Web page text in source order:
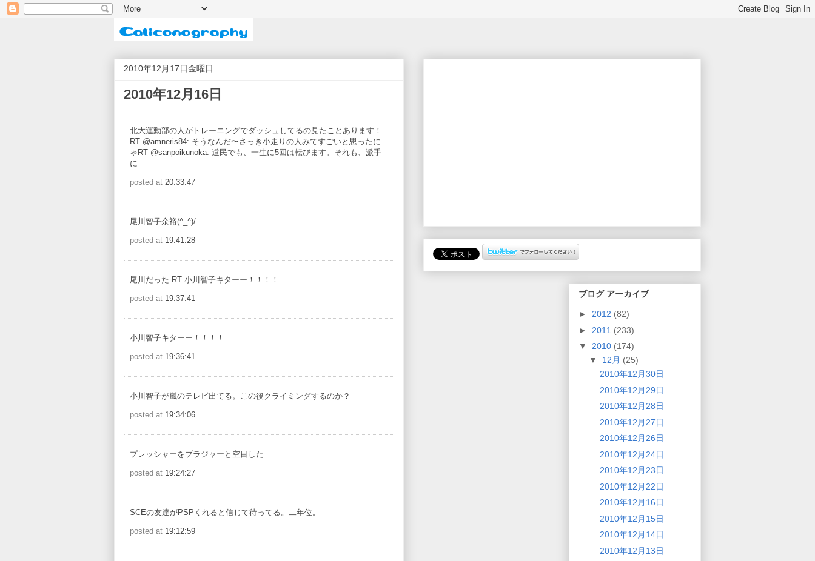
2010年12月17日金曜日
2010年12月16日
北大運動部の人がトレーニングでダッシュしてるの見たことあります！
RT @amneris84: そうなんだ〜さっき小走りの人みてすごいと思ったに
ゃRT @sanpoikunoka: 道民でも、一生に5回は転びます。それも、派手
に
posted at 20:33:47
尾川智子余裕(^_^)/
posted at 19:41:28
尾川だった RT 小川智子キターー！！！！
posted at 19:37:41
小川智子キターー！！！！
posted at 19:36:41
小川智子が嵐のテレビ出てる。この後クライミングするのか？
posted at 19:34:06
プレッシャーをブラジャーと空目した
posted at 19:24:27
SCEの友達がPSPくれると信じて待ってる。二年位。
posted at 19:12:59
ブログ アーカイブ
► 2012 (82)
► 2011 (233)
▼ 2010 (174)
▼ 12月 (25)
2010年12月30日
2010年12月29日
2010年12月28日
2010年12月27日
2010年12月26日
2010年12月24日
2010年12月23日
2010年12月22日
2010年12月16日
2010年12月15日
2010年12月14日
2010年12月13日